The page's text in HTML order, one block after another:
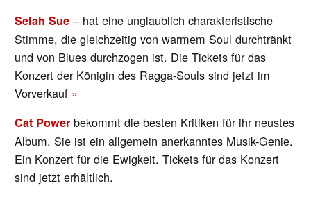
Selah Sue – hat eine unglaublich charakteristische
Stimme, die gleichzeitig von warmem Soul durchtränkt
und von Blues durchzogen ist. Die Tickets für das
Konzert der Königin des Ragga-Souls sind jetzt im
Vorverkauf »
Cat Power bekommt die besten Kritiken für ihr neustes
Album. Sie ist ein allgemein anerkanntes Musik-Genie.
Ein Konzert für die Ewigkeit. Tickets für das Konzert
sind jetzt erhältlich.